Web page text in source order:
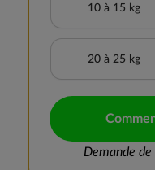
10 à 15 kg
20 à 25 kg
Demande